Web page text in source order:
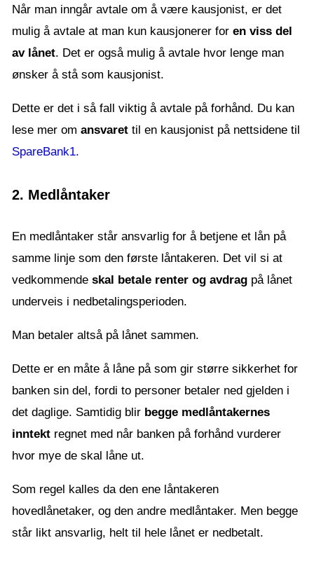
Når man inngår avtale om å være kausjonist, er det
mulig å avtale at man kun kausjonerer for en viss del
av lånet. Det er også mulig å avtale hvor lenge man
ønsker å stå som kausjonist.
Dette er det i så fall viktig å avtale på forhånd. Du kan
lese mer om ansvaret til en kausjonist på nettsidene til
SpareBank1.
2. Medlåntaker
En medlåntaker står ansvarlig for å betjene et lån på
samme linje som den første låntakeren. Det vil si at
vedkommende skal betale renter og avdrag på lånet
underveis i nedbetalingsperioden.
Man betaler altså på lånet sammen.
Dette er en måte å låne på som gir større sikkerhet for
banken sin del, fordi to personer betaler ned gjelden i
det daglige. Samtidig blir begge medlåntakernes
inntekt regnet med når banken på forhånd vurderer
hvor mye de skal låne ut.
Som regel kalles da den ene låntakeren
hovedlånetaker, og den andre medlåntaker. Men begge
står likt ansvarlig, helt til hele lånet er nedbetalt.